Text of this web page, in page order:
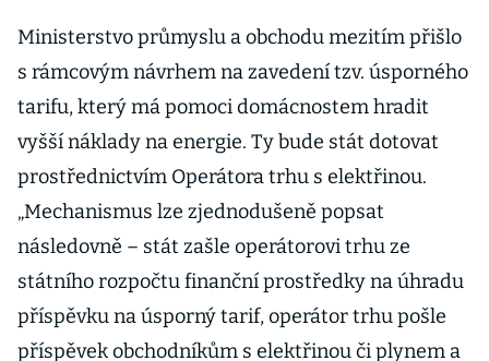
topícím
plynem či
elektřinou
Ministerstvo průmyslu a obchodu mezitím přišlo
s rámcovým návrhem na zavedení tzv. úsporného
tarifu, který má pomoci domácnostem hradit
vyšší náklady na energie. Ty bude stát dotovat
prostřednictvím Operátora trhu s elektřinou.
„Mechanismus lze zjednodušeně popsat
následovně – stát zašle operátorovi trhu ze
státního rozpočtu finanční prostředky na úhradu
příspěvku na úsporný tarif, operátor trhu pošle
příspěvek obchodníkům s elektřinou či plynem a